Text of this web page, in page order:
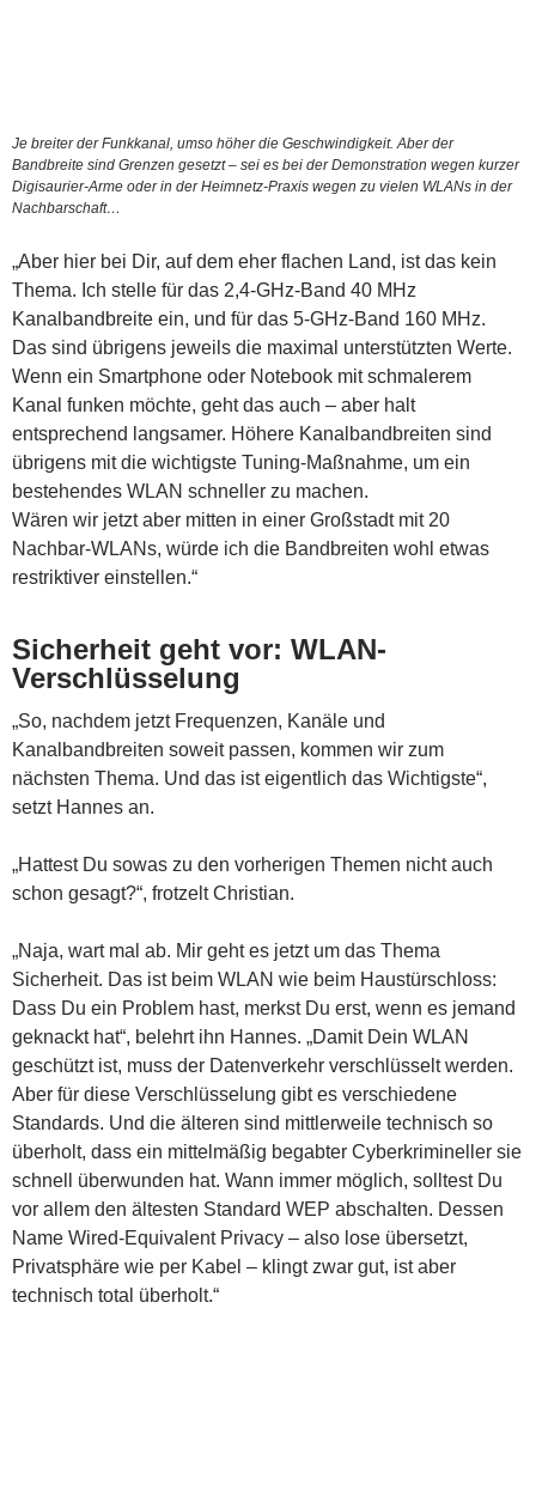
Je breiter der Funkkanal, umso höher die Geschwindigkeit. Aber der
Bandbreite sind Grenzen gesetzt – sei es bei der Demonstration wegen kurzer
Digisaurier-Arme oder in der Heimnetz-Praxis wegen zu vielen WLANs in der
Nachbarschaft…
„Aber hier bei Dir, auf dem eher flachen Land, ist das kein
Thema. Ich stelle für das 2,4-GHz-Band 40 MHz
Kanalbandbreite ein, und für das 5-GHz-Band 160 MHz.
Das sind übrigens jeweils die maximal unterstützten Werte.
Wenn ein Smartphone oder Notebook mit schmalerem
Kanal funken möchte, geht das auch – aber halt
entsprechend langsamer. Höhere Kanalbandbreiten sind
übrigens mit die wichtigste Tuning-Maßnahme, um ein
bestehendes WLAN schneller zu machen.
Wären wir jetzt aber mitten in einer Großstadt mit 20
Nachbar-WLANs, würde ich die Bandbreiten wohl etwas
restriktiver einstellen.“
Sicherheit geht vor: WLAN-
Verschlüsselung
„So, nachdem jetzt Frequenzen, Kanäle und
Kanalbandbreiten soweit passen, kommen wir zum
nächsten Thema. Und das ist eigentlich das Wichtigste“,
setzt Hannes an.
„Hattest Du sowas zu den vorherigen Themen nicht auch
schon gesagt?“, frotzelt Christian.
„Naja, wart mal ab. Mir geht es jetzt um das Thema
Sicherheit. Das ist beim WLAN wie beim Haustürschloss:
Dass Du ein Problem hast, merkst Du erst, wenn es jemand
geknackt hat“, belehrt ihn Hannes. „Damit Dein WLAN
geschützt ist, muss der Datenverkehr verschlüsselt werden.
Aber für diese Verschlüsselung gibt es verschiedene
Standards. Und die älteren sind mittlerweile technisch so
überholt, dass ein mittelmäßig begabter Cyberkrimineller sie
schnell überwunden hat. Wann immer möglich, solltest Du
vor allem den ältesten Standard WEP abschalten. Dessen
Name Wired-Equivalent Privacy – also lose übersetzt,
Privatsphäre wie per Kabel – klingt zwar gut, ist aber
technisch total überholt.“